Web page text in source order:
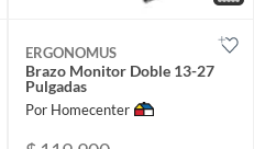
ERGONOMUS
Brazo Monitor Doble 13-27
Pulgadas
Por Homecenter